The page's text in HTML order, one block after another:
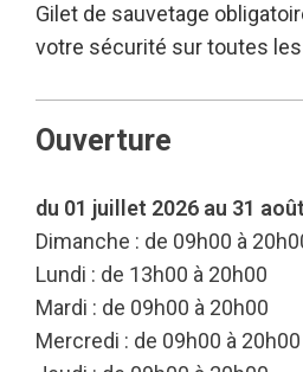
Gilet de sauvetage
votre sécurité sur toutes
Ouverture
du 01 juillet 2026 au 31
Dimanche : de 09h00 à
Lundi : de 13h00 à 20h00
Mardi : de 09h00 à 20h00
Mercredi : de 09h00 à 20h00